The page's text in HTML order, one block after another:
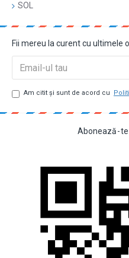
SOL
Fii mereu la curent cu ultimele
Am citit şi sunt de acord cu
Abonează-te